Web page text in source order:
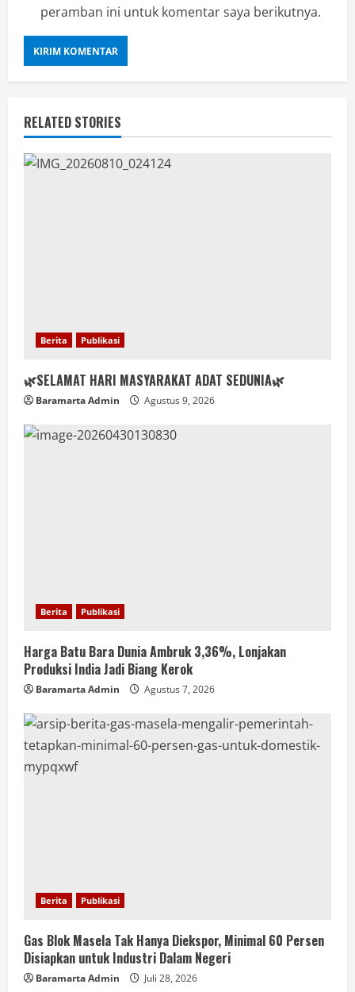
peramban ini untuk komentar saya berikutnya.
RELATED STORIES
Berita Publikasi
🌿SELAMAT HARI MASYARAKAT ADAT SEDUNIA🌿
Baramarta Admin Agustus 9, 2026
Berita Publikasi
Harga Batu Bara Dunia Ambruk 3,36%, Lonjakan
Produksi India Jadi Biang Kerok
Baramarta Admin Agustus 7, 2026
Berita Publikasi
Gas Blok Masela Tak Hanya Diekspor, Minimal 60 Persen
Disiapkan untuk Industri Dalam Negeri
Baramarta Admin Juli 28, 2026